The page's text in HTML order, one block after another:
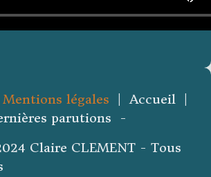
Mentions légales | Accueil |
parutions -
Claire CLEMENT - Tous